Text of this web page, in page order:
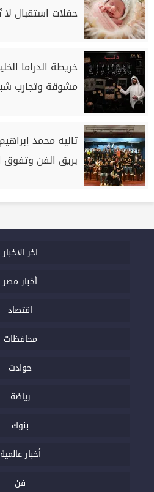
حفلات استقبال
خريطة الدراما
مشوقة وتجارب
تاليه محمد
بريق الفن وتفوق
اخر الاخبار
أخبار مصر
اقتصاد
محافظات
حوادث
رياضة
بنوك
أخبار عالمية
فن